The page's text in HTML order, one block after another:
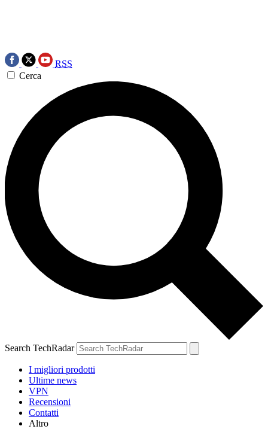
RSS
Cerca
Search TechRadar
I migliori prodotti
Ultime news
VPN
Recensioni
Contatti
Altro